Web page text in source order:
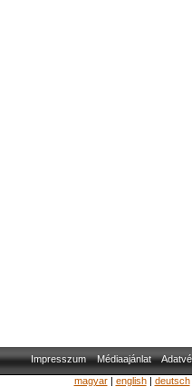
Impresszum Médiaajánlat
magyar| english| deutsch